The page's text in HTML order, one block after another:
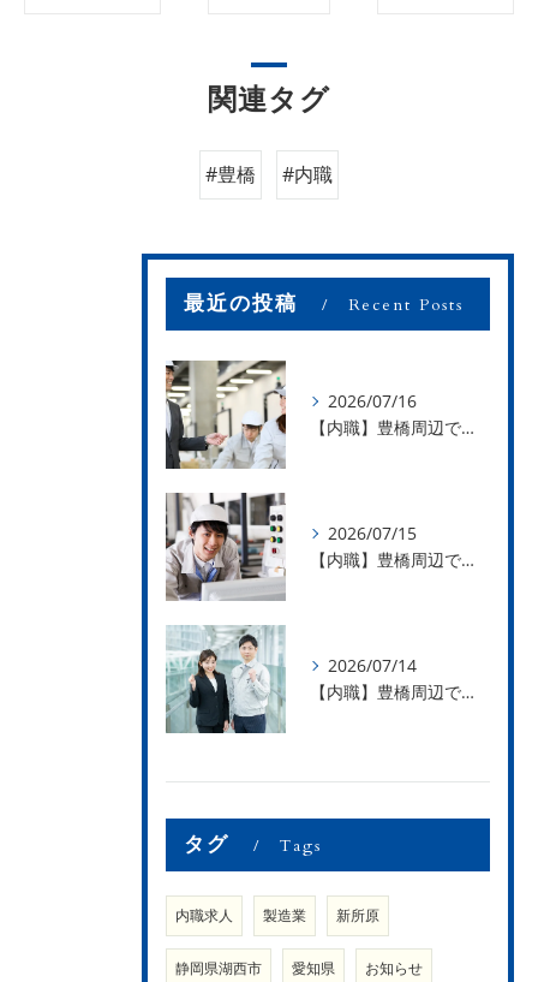
関連タグ
#豊橋 #内職
最近の投稿 Recent Posts
2026/07/16
【内職】豊橋周辺で内職のお仕事を探している方募集中！【お仕事の内容】
2026/07/15
【内職】豊橋周辺で内職のお仕事を探している方募集中！【急な学級閉鎖も安心】
2026/07/14
【内職】豊橋周辺で内職のお仕事を探している方募集中！【内職さまのお声②】
タグ Tags
内職求人 製造業 新所原
静岡県湖西市 愛知県 お知らせ